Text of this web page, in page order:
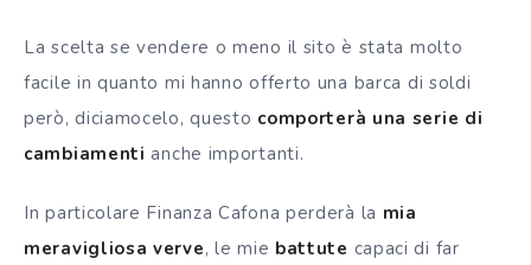
La scelta se vendere o meno il sito è stata molto
facile in quanto mi hanno offerto una barca di soldi
però, diciamocelo, questo comporterà una serie di
cambiamenti anche importanti.
In particolare Finanza Cafona perderà la mia
meravigliosa verve, le mie battute capaci di far